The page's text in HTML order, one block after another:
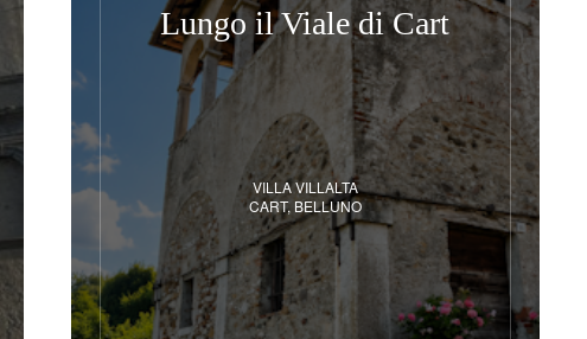
Lungo il Viale di Cart
VILLA VILLALTA
CART, BELLUNO